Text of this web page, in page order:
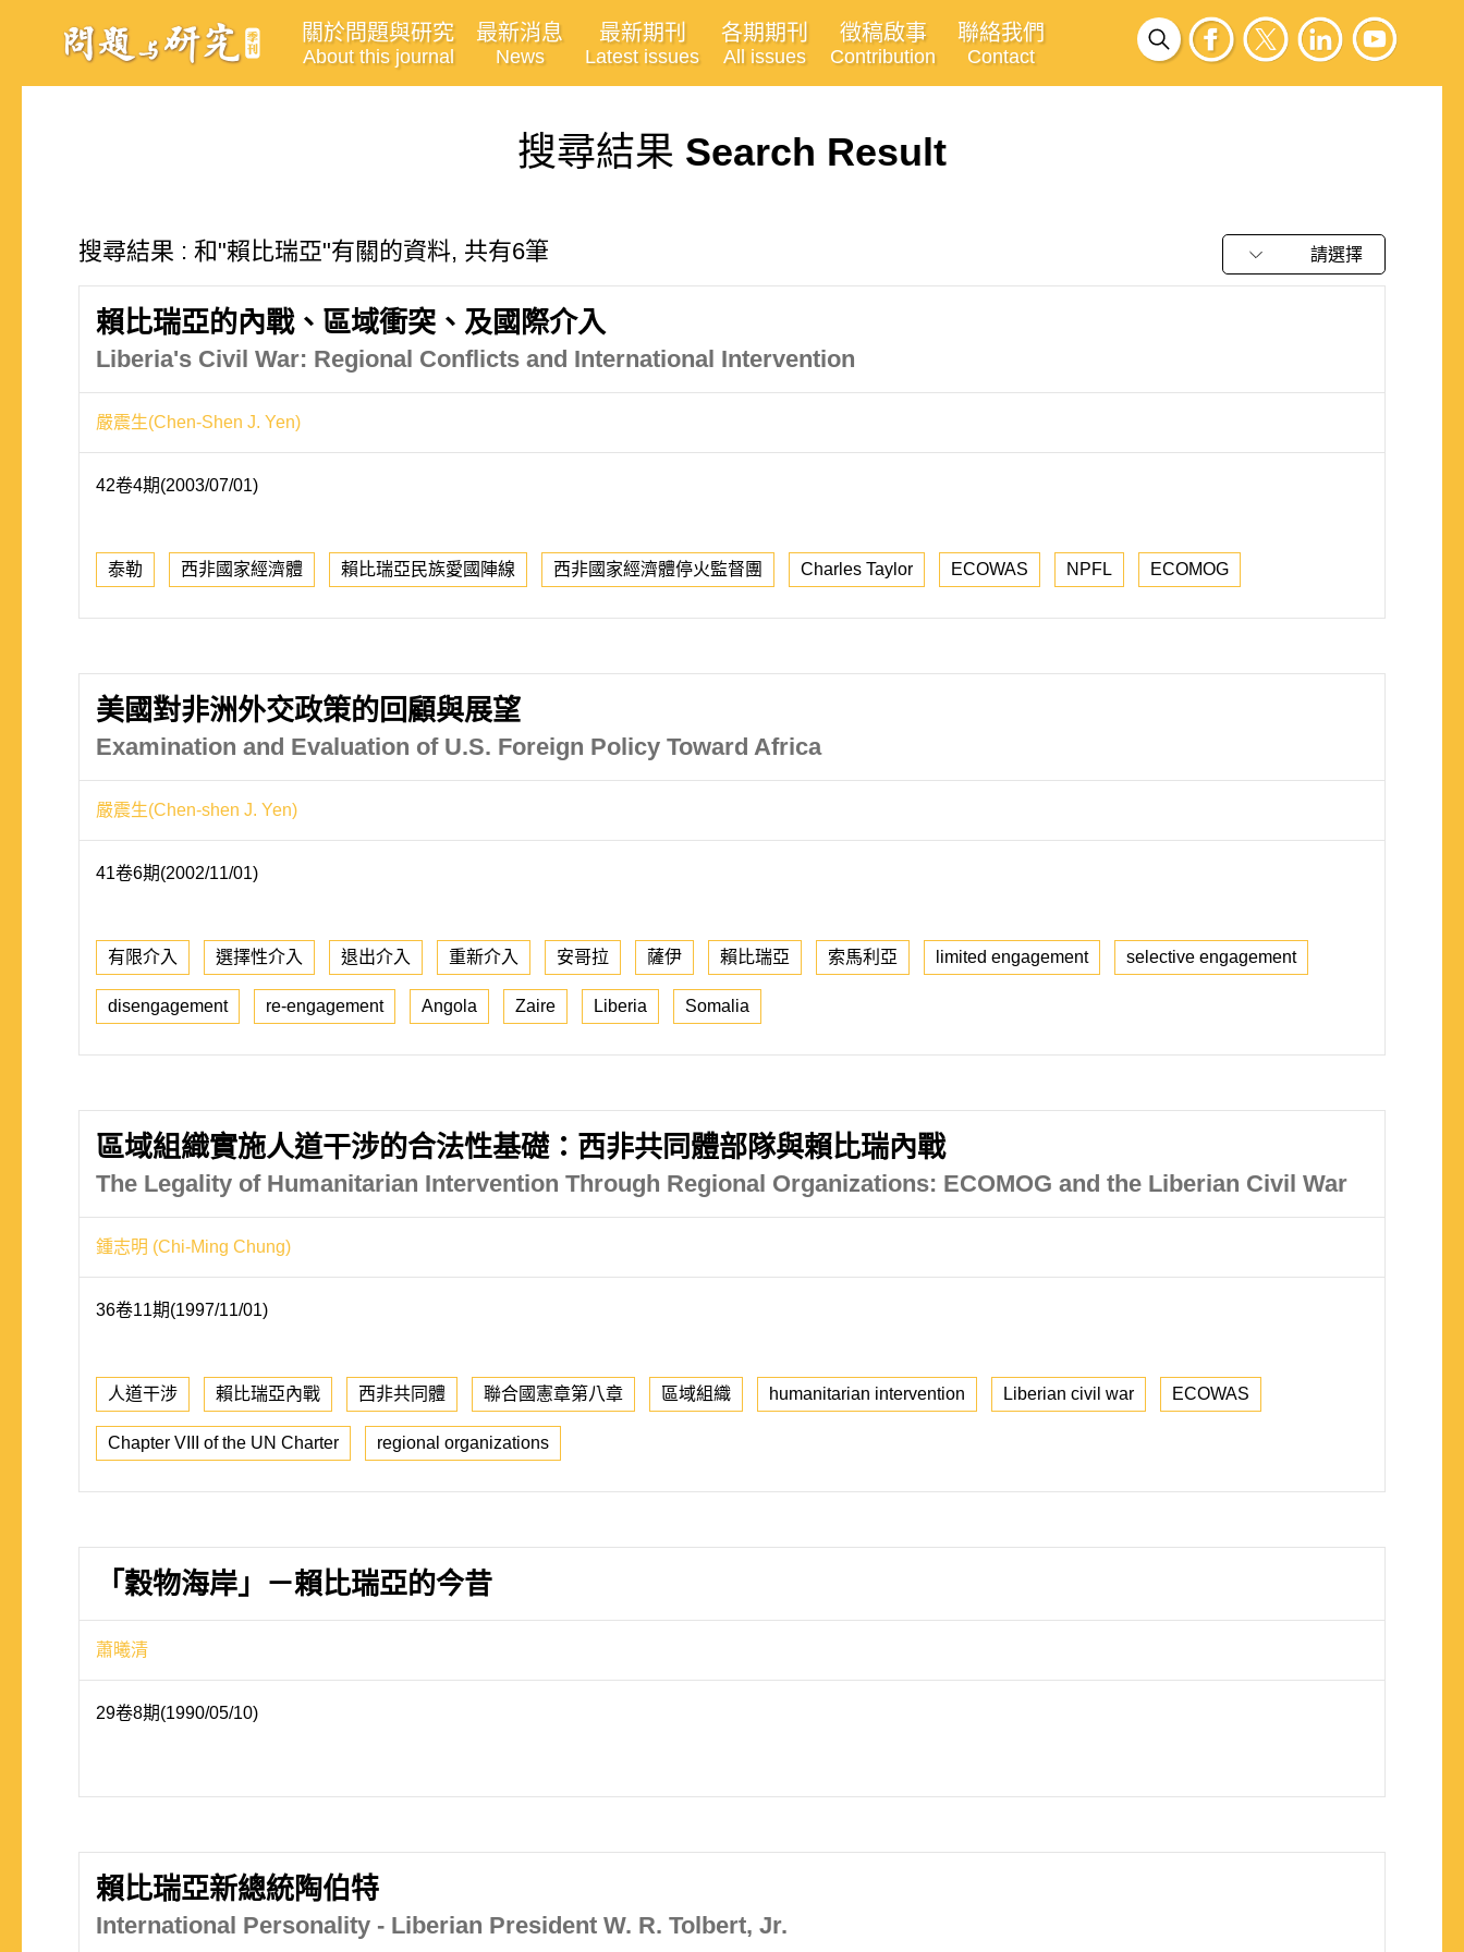
關於問題與研究
About this journal
最新消息
News
最新期刊
Latest issues
各期期刊
All issues
徵稿啟事
Contribution
聯絡我們
Contact
搜尋結果 Search Result
搜尋結果 : 和"賴比瑞亞"有關的資料, 共有6筆 請選擇
賴比瑞亞的內戰、區域衝突、及國際介入
Liberia's Civil War: Regional Conflicts and International Intervention
嚴震生(Chen-Shen J. Yen)
42卷4期(2003/07/01)
泰勒 西非國家經濟體 賴比瑞亞民族愛國陣線 西非國家經濟體停火監督團 Charles Taylor ECOWAS NPFL ECOMOG
美國對非洲外交政策的回顧與展望
Examination and Evaluation of U.S. Foreign Policy Toward Africa
嚴震生(Chen-shen J. Yen)
41卷6期(2002/11/01)
有限介入 選擇性介入 退出介入 重新介入 安哥拉 薩伊 賴比瑞亞 索馬利亞 limited engagement selective engagement
disengagement re-engagement Angola Zaire Liberia Somalia
區域組織實施人道干涉的合法性基礎：西非共同體部隊與賴比瑞內戰
The Legality of Humanitarian Intervention Through Regional Organizations: ECOMOG and the Liberian Civil War
鍾志明 (Chi-Ming Chung)
36卷11期(1997/11/01)
人道干涉 賴比瑞亞內戰 西非共同體 聯合國憲章第八章 區域組織 humanitarian intervention Liberian civil war ECOWAS
Chapter VIII of the UN Charter regional organizations
「穀物海岸」－賴比瑞亞的今昔
蕭曦清
29卷8期(1990/05/10)
賴比瑞亞新總統陶伯特
International Personality - Liberian President W. R. Tolbert, Jr.